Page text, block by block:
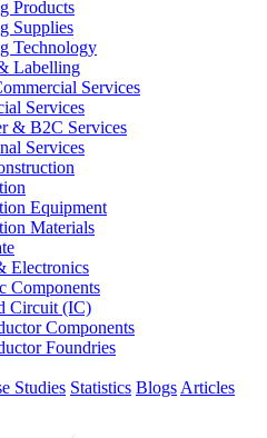
Products
Supplies
Technology
Labelling
Services
Services
& B2C Services
Services
Equipment
Materials
Electronics
Components
Circuit (IC)
Components
Foundries
Studies Statistics Blogs Articles